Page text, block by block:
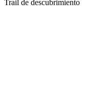
Trail de descubrimiento